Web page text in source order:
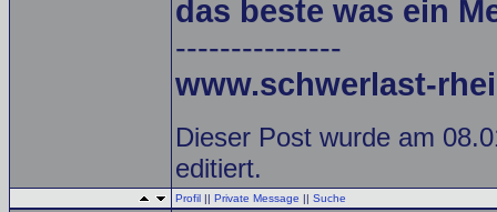
das beste was ein
---------------
www.schwerlast-
Dieser Post wurde am
editiert.
Profil || Private Message || Suche